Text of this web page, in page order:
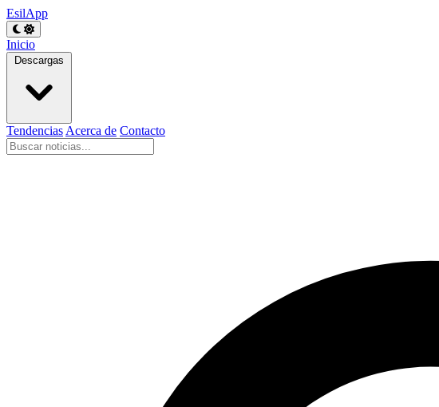
EsilApp
Inicio
Descargas
Tendencias Acerca de Contacto